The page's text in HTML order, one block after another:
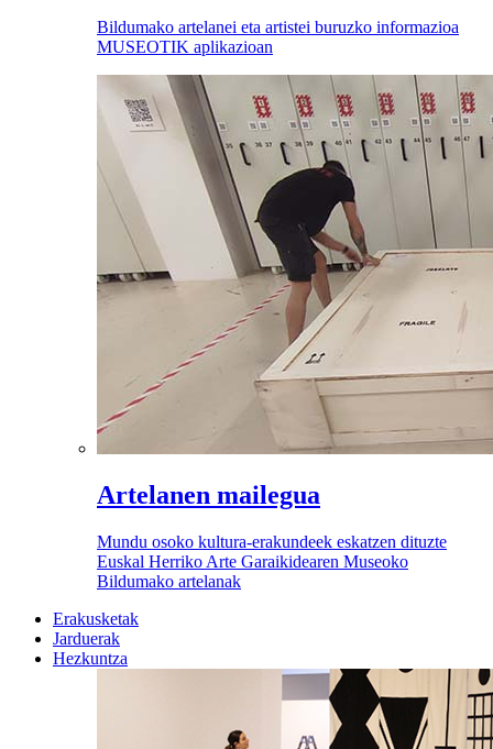
Bildumako artelanei eta artistei buruzko informazioa
MUSEOTIK aplikazioan
Artelanen mailegua
Mundu osoko kultura-erakundeek eskatzen dituzte
Euskal Herriko Arte Garaikidearen Museoko
Bildumako artelanak
Erakusketak
Jarduerak
Hezkuntza